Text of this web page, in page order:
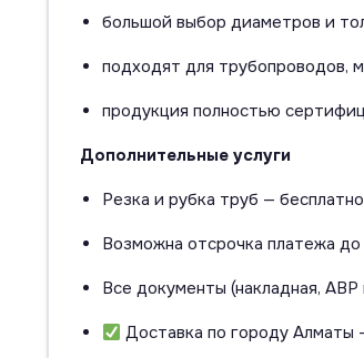
большой выбор диаметров и
подходят для трубопроводов,
продукция полностью
Дополнительные услуги
Резка и рубка труб — бесплатно
Возможна отсрочка платежа
Все документы (накладная,
Доставка по городу Алматы